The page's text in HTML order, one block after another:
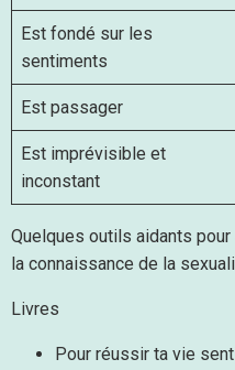
Est fondé sur les
sentiments
Est passager
Est imprévisible et
inconstant
Quelques outils aidants
la connaissance de la
Livres
Pour réussir ta vie